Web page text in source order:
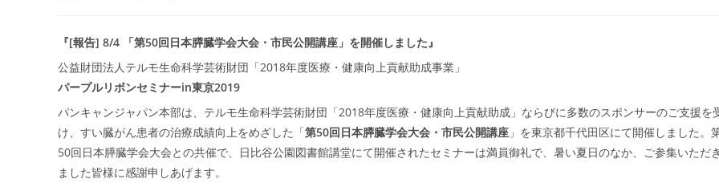
『[報告] 8/4 「第50回日本膵臓学会大会・市民公開講座」を開催しました』
公益財団法人テルモ生命科学芸術財団「2018年度医療・健康向上貢献助成事業」
パープルリボンセミナーin東京2019
パンキャンジャパン本部は、テルモ生命科学芸術財団「2018年度医療・健康向上貢献助成」ならびに多数のスポンサーのご支援を
け、すい臓がん患者の治療成績向上をめざした「第50回日本膵臓学会大会・市民公開講座 」を東京都千代田区にて開催しました。
50回日本膵臓学会大会との共催で、日比谷公園図書館講堂にて開催されたセミナーは満員御礼で、暑い夏日のなか、ご参集いただき
ました皆様に感謝申しあげます。